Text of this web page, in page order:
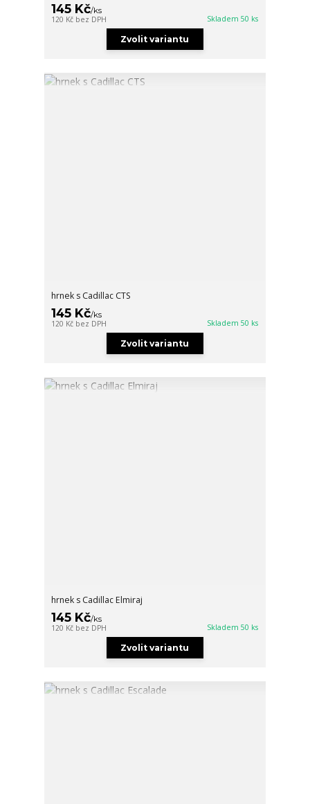
145 Kč/ks
120 Kč bez DPH Skladem 50 ks
Zvolit variantu
hrnek s Cadillac CTS
145 Kč/ks
120 Kč bez DPH Skladem 50 ks
Zvolit variantu
hrnek s Cadillac Elmiraj
145 Kč/ks
120 Kč bez DPH Skladem 50 ks
Zvolit variantu